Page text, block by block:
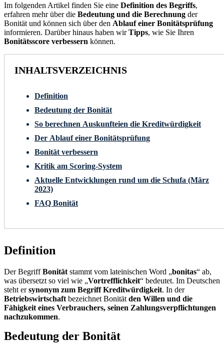
Im folgenden Artikel finden Sie eine Definition des Begriffs,
erfahren mehr über die Bedeutung und die Berechnung der
Bonität und können sich über den Ablauf einer Bonitätsprüfung
informieren. Darüber hinaus haben wirTipps, wie Sie Ihren
Bonitätsscore verbessern können.
INHALTSVERZEICHNIS
Definition
Bedeutung der Bonität
So berechnen Auskunfteien die Kreditwürdigkeit
Der Ablauf einer Bonitätsprüfung
Bonität verbessern
Kritik am Scoring-System
Aktuelle Entwicklungen rund um die Schufa (März
2023)
FAQ Bonität
Definition
Der BegriffBonität stammt vom lateinischen Word „bonitas“ ab,
was übersetzt so viel wie „Vortrefflichkeit“ bedeutet. Im Deutschen
steht ersynonym zum Begriff Kreditwürdigkeit. In der
Betriebswirtschaft bezeichnet Bonität den Willen und die
Fähigkeit eines Verbrauchers, seinen Zahlungsverpflichtungen
nachzukommen.
Bedeutung der Bonität